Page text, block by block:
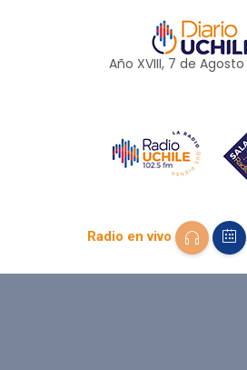
Año XVIII, 7 de Agosto
Radio en vivo